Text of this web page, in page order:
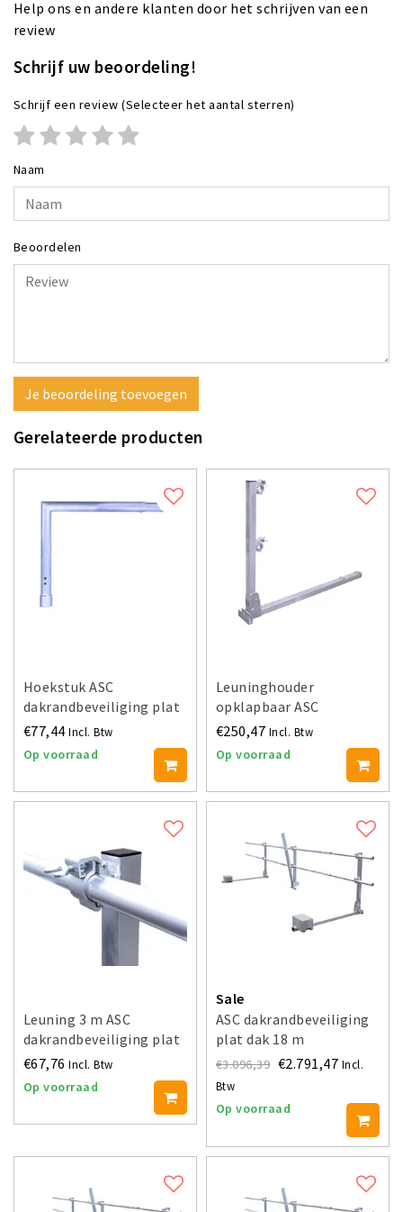
Help ons en andere klanten door het schrijven van een
review
Schrijf uw beoordeling!
Schrijf een review (Selecteer het aantal sterren)
Naam
Beoordelen
Je beoordeling toevoegen
Gerelateerde producten
Hoekstuk ASC
dakrandbeveiliging plat
dak
€77,44 Incl. Btw
Op voorraad
Leuninghouder
opklapbaar ASC
dakrandbeveiliging plat
€250,47 Incl. Btw
Op voorraad
Leuning 3 m ASC
dakrandbeveiliging plat
dak
€67,76 Incl. Btw
Op voorraad
Sale
ASC dakrandbeveiliging
plat dak 18 m
€3.096,39 €2.791,47 Incl.
Btw
Op voorraad